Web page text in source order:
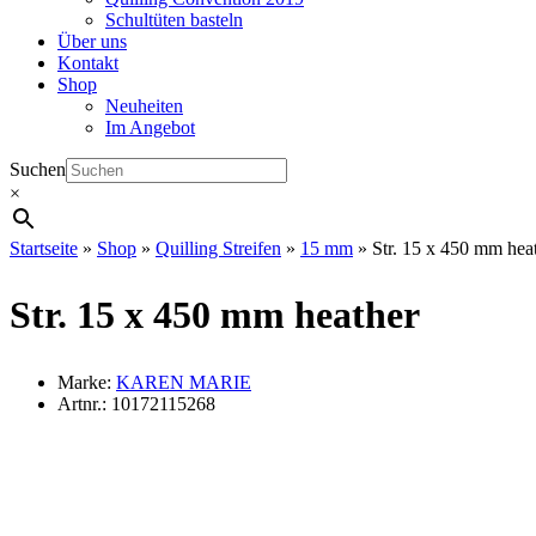
Schultüten basteln
Über uns
Kontakt
Shop
Neuheiten
Im Angebot
Suchen
×
Startseite » Shop » Quilling Streifen » 15 mm » Str. 15 x 450 mm
Str. 15 x 450 mm heather
Marke: KAREN MARIE
Artnr.: 10172115268